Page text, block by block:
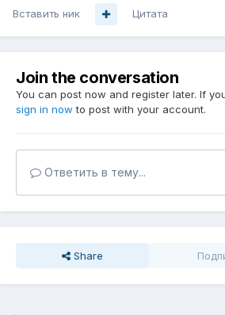
Вставить ник Цитата
Join the conversation
You can post now and register later. If
sign in now to post with your account.
Ответить в тему...
Share